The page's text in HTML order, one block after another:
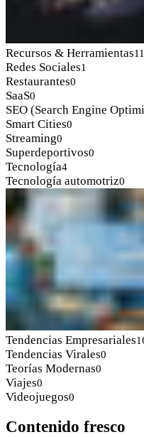
Recursos & Herramientas11
Redes Sociales1
Restaurantes0
SaaS0
SEO (Search Engine
Smart Cities0
Streaming0
Superdeportivos0
Tecnología4
Tecnología automotriz0
Tendencias Empresariales
Tendencias Virales0
Teorías Modernas0
Viajes0
Videojuegos0
Contenido fresco